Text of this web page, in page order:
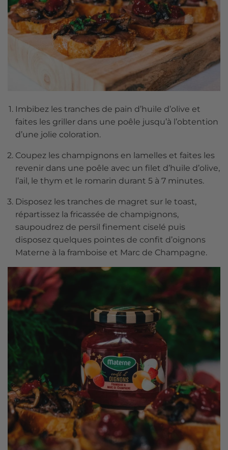
Imbibez les tranches de pain d’huile d’olive et
faites les griller dans une poêle jusqu’à l’obtention
d’une jolie coloration.
Coupez les champignons en lamelles et faites les
revenir dans une poêle avec un filet d’huile d’olive,
l’ail, le thym et le romarin durant 5 à 7 minutes.
Disposez les tranches de magret sur le toast,
répartissez la fricassée de champignons,
saupoudrez de persil finement ciselé puis
disposez quelques pointes de confit d’oignons
Materne à la framboise et Marc de Champagne.